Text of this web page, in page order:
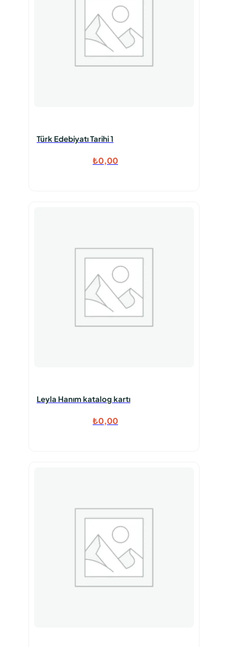
Türk Edebiyatı Tarihi 1
₺0,00
Leyla Hanım katalog kartı
₺0,00